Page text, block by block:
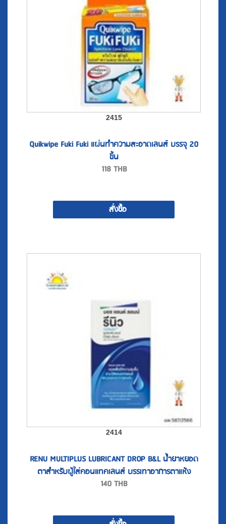
2415
Quikwipe Fuki Fuki แผ่นทำความสะอาดเลนส์ บรรจุ 20
ชิ้น
118 THB
สั่งซื้อ
2414
RENU MULTIPLUS LUBRICANT DROP B&L น้ำยาหยอด
ตาสำหรับผู้ใส่คอนแทคเลนส์ บรรเทาอาการตาแห้ง
(8ml.) .A
140THB